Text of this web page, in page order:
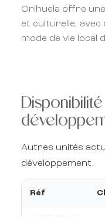
Orihuela offre
et culturelle, avec
mode de vie local
Autres unités
développement.
Réf